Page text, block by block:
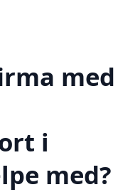
med
i
med?